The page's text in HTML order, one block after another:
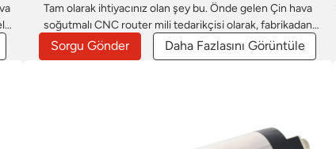
Tam olarak ihtiyacınız olan şey bu. Önde gelen Çin hava
soğutmalı CNC router mili tedarikçisi olarak, fabrikadan
doğrudan satış ürünlerimiz hem performans hem de fiyat
açısından rakipsiz bir avantaj sunuyor. Bu hava soğutmalı CNC
Sorgu Gönder Daha Fazlasını Görüntüle